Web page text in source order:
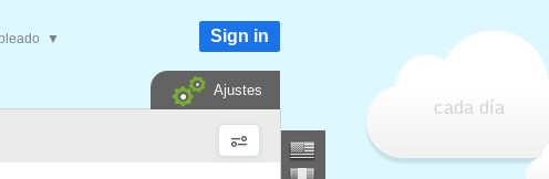
cada día
▼ Sign in
Ajustes